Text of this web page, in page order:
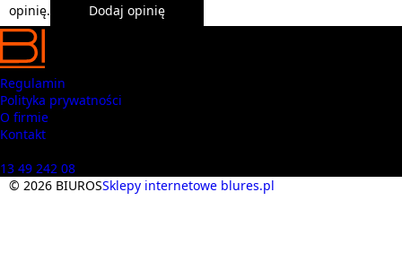
opinię.
Dodaj opinię
Regulamin
Polityka prywatności
O firmie
Kontakt
13 49 242 08
© 2026 BIUROSSklepy internetowe blures.pl